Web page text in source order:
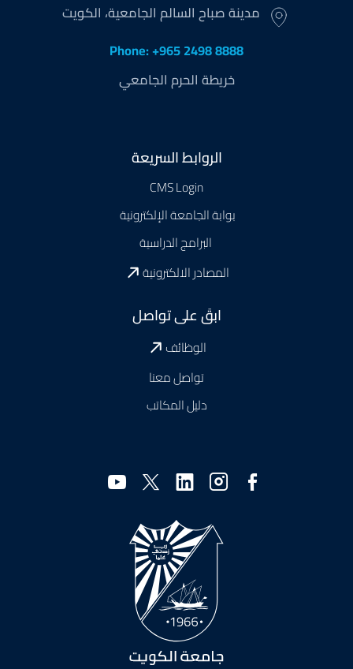
مدينة صباح السالم الجامعية، الكويت
Phone: +965 2498 8888
خريطة الحرم الجامعي
الروابط السريعة
CMS Login
بوابة الجامعة الإلكترونية
البرامج الدراسية
المصادر الالكترونية
ابقَ على تواصل
الوظائف
تواصل معنا
دليل المكاتب